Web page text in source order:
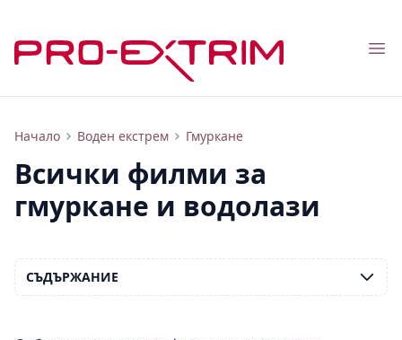
Начало Воден екстрем Гмуркане
Всички филми за гмуркане и водолази
Всички филми за
гмуркане и водолази
СЪДЪРЖАНИЕ